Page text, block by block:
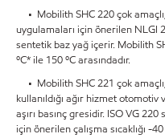
• Mobilith SHC 220 çok
uygulamaları için önerilen NLGI
sentetik baz yağ içerir. Mobilith
ºC* ile 150 ºC arasındadır.
• Mobilith SHC 221 çok
kullanıldığı ağır hizmet
aşırı basınç gresidir. ISO VG
için önerilen çalışma sıcaklığı -